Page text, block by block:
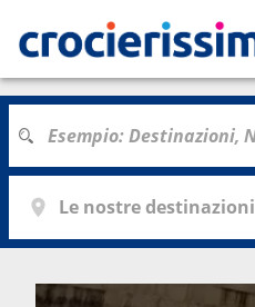
Le nostre destinazioni